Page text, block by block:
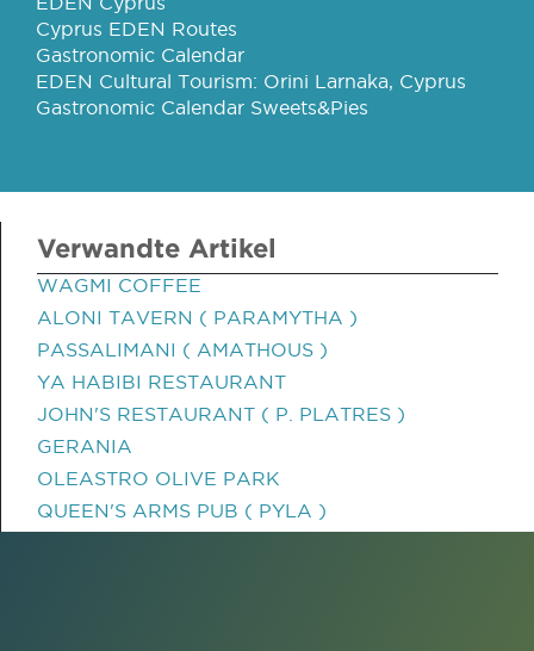
Cyprus EDEN Routes
Gastronomic Calendar
EDEN Cultural Tourism: Orini Larnaka, Cyprus
Gastronomic Calendar Sweets&Pies
Verwandte Artikel
WAGMI COFFEE
ALONI TAVERN ( PARAMYTHA )
PASSALIMANI ( AMATHOUS )
YA HABIBI RESTAURANT
JOHN'S RESTAURANT ( P. PLATRES )
GERANIA
OLEASTRO OLIVE PARK
QUEEN'S ARMS PUB ( PYLA )